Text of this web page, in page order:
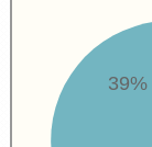
39%